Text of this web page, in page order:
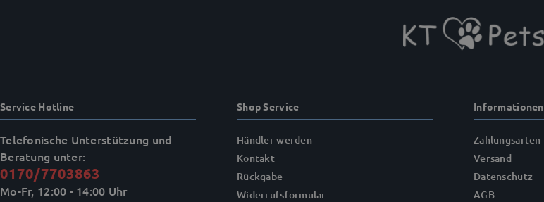
Service Hotline
Telefonische Unterstützung und
Beratung unter:
0170/7703863
Mo-Fr, 12:00 - 14:00 Uhr
Shop Service
Händler werden
Kontakt
Rückgabe
Widerrufsformular
Informationen
Zahlungsarten
Versand
Datenschutz
AGB